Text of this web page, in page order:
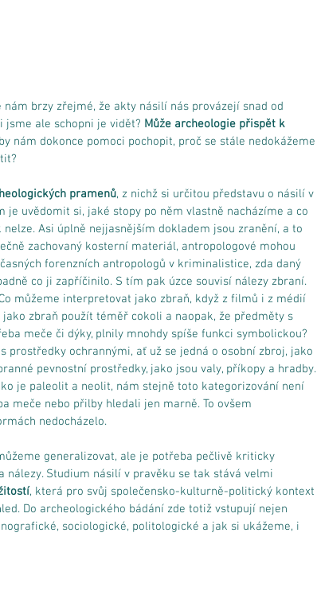
brzy zřejmé, že akty násilí nás provázejí snad od
jsme ale schopni je vidět? Může archeologie přispět k
nám dokonce pomoci pochopit, proč se stále nedokážeme
pramenů, z nichž si určitou představu o násilí v
je uvědomit si, jaké stopy po něm vlastně nacházíme a co
Asi úplně nejjasnějším dokladem jsou zranění, a to
zachovaný kosterní materiál, antropologové mohou
forenzních antropologů v kriminalistice, zda daný
co ji zapříčinilo. S tím pak úzce souvisí nálezy zbraní.
můžeme interpretovat jako zbraň, když z filmů i z médií
zbraň použít téměř cokoli a naopak, že předměty s
meče či dýky, plnily mnohdy spíše funkci symbolickou?
prostředky ochrannými, ať už se jedná o osobní zbroj, jako
pevnostní prostředky, jako jsou valy, příkopy a hradby.
je paleolit a neolit, nám stejně toto kategorizování není
meče nebo přilby hledali jen marně. To ovšem
nedocházelo.
generalizovat, ale je potřeba pečlivě kriticky
nálezy. Studium násilí v pravěku se tak stává velmi
, která pro svůj společensko-kulturně-politický kontext
Do archeologického bádání zde totiž vstupují nejen
sociologické, politologické a jak si ukážeme, i